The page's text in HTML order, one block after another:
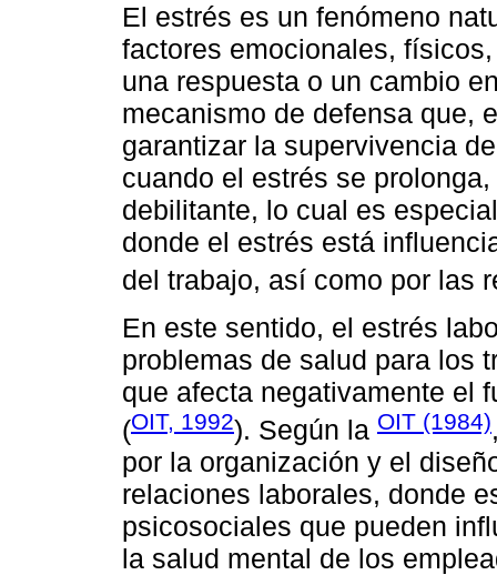
El estrés es un fenómeno
factores emocionales,
una respuesta o un cambio
mecanismo de defensa que,
garantizar la supervivencia
cuando el estrés se
debilitante, lo cual es
donde el estrés está
del trabajo, así como por las
En este sentido, el estrés
problemas de salud para los
que afecta negativamente el
(OIT, 1992). Según la OIT (1984)
por la organización y el
relaciones laborales, donde
psicosociales que pueden
la salud mental de los